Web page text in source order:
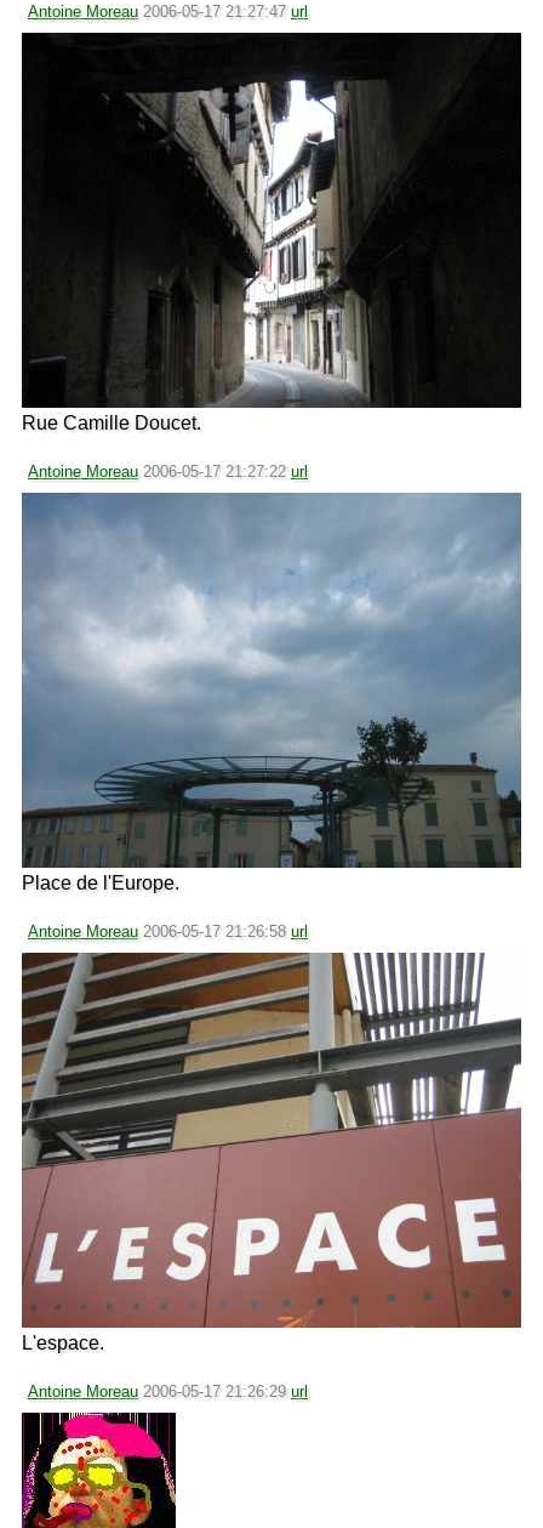
Antoine Moreau 2006-05-17 21:27:47 url
Rue Camille Doucet.
Antoine Moreau 2006-05-17 21:27:22 url
Place de l'Europe.
Antoine Moreau 2006-05-17 21:26:58 url
L'espace.
Antoine Moreau 2006-05-17 21:26:29 url